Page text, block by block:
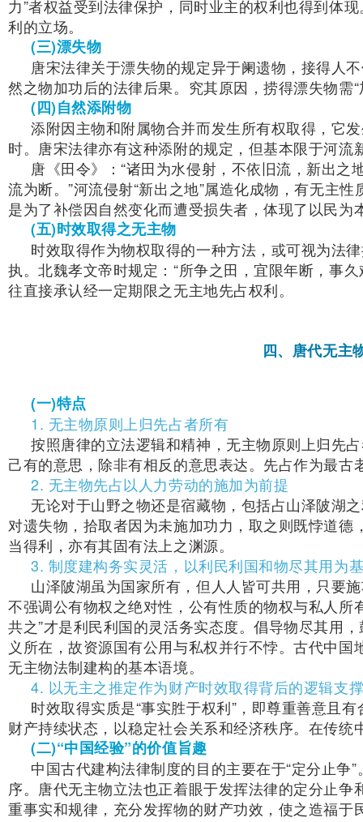
力”者权益受到法律保护，同时业主的权利也得到体
利的立场。
(三)漂失物
唐宋法律关于漂失物的规定异于阑遗物，接得人
然之物加功后的法律后果。究其原因，捞得漂失物需
(四)自然添附物
添附因主物和附属物合并而发生所有权取得，它
时。唐宋法律亦有这种添附的规定，但基本限于河流
唐《田令》：“诸田为水侵射，不依旧流，新出
流为断。”河流侵射“新出之地”属造化成物，有无主
是为了补偿因自然变化而遭受损失者，体现了以民
(五)时效取得之无主物
时效取得作为物权取得的一种方法，或可视为法
执。北魏孝文帝时规定：“所争之田，宜限年断，事
往直接承认经一定期限之无主地先占权利。
四、唐代无主
(一)特点
1. 无主物原则上归先占者所有
按照唐律的立法逻辑和精神，无主物原则上归先
己有的意思，除非有相反的意思表达。先占作为最
2. 无主物先占以人力劳动的施加为前提
无论对于山野之物还是宿藏物，包括占山泽陂湖
对遗失物，拾取者因为未施加功力，取之则既悖道
当得利，亦有其固有法上之渊源。
3. 制度建构务实灵活，以利民利国和物尽其用为
山泽陂湖虽为国家所有，但人人皆可共用，只要
不强调公有物权之绝对性，公有性质的物权与私人
共之”才是利民利国的灵活务实态度。倡导物尽其用
义所在，故资源国有公用与私权并行不悖。古代中
无主物法制建构的基本语境。
4. 以无主之推定作为财产时效取得背后的逻辑支
时效取得实质是“事实胜于权利”，即尊重善意且
财产持续状态，以稳定社会关系和经济秩序。在传
(二)“中国经验”的价值旨趣
中国古代建构法律制度的目的主要在于“定分止
序。唐代无主物立法也正着眼于发挥法律的定分止
重事实和规律，充分发挥物的财产功效，使之造福于